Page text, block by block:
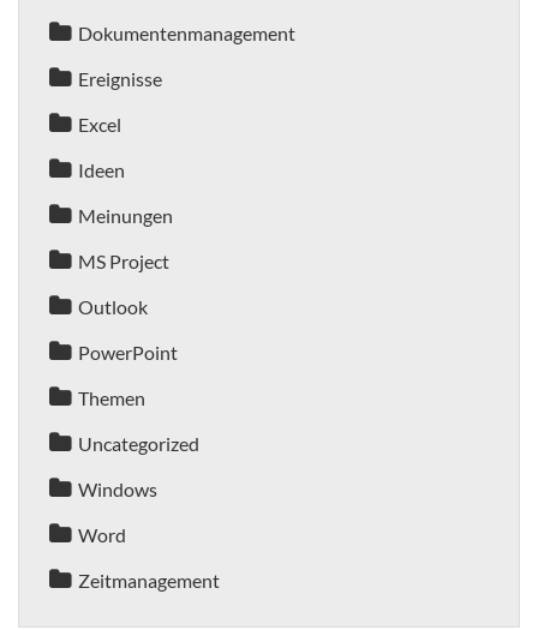
Dokumentenmanagement
Ereignisse
Excel
Ideen
Meinungen
MS Project
Outlook
PowerPoint
Themen
Uncategorized
Windows
Word
Zeitmanagement